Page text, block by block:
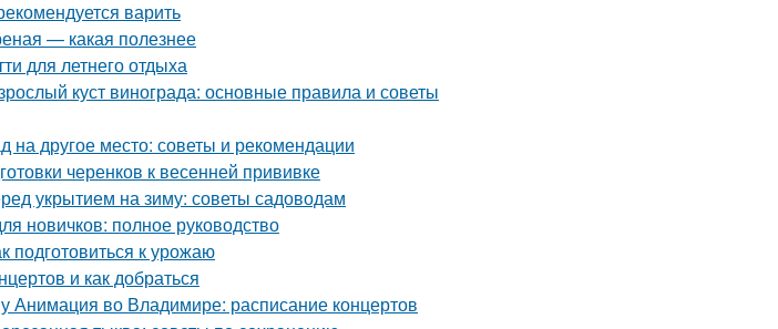
варить
— какая полезнее
для летнего отдыха
куст винограда: основные правила и советы
на другое место: советы и рекомендации
черенков к весенней прививке
укрытием на зиму: советы садоводам
новичков: полное руководство
подготовиться к урожаю
и как добраться
Анимация во Владимире: расписание концертов